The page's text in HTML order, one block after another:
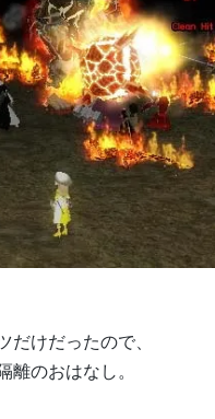
だけだったので、
離のおはなし。